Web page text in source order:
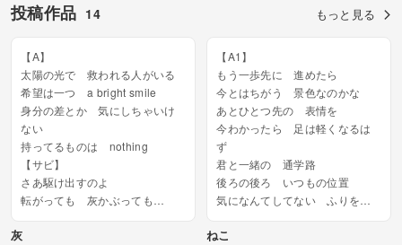
投稿作品 14 もっと見る
【A】
太陽の光で 救われる人がいる
希望は一つ a bright smile
身分の差とか 気にしちゃいけ
ない
持ってるものは nothing
【サビ】
さあ駆け出すのよ
転がっても 灰かぶっても
この行く方には...
灰
【A1】
もう一歩先に 進めたら
今とはちがう 景色なのかな
あとひとつ先の 表情を
今わかったら 足は軽くなるは
ず
君と一緒の 通学路
後ろの後ろ いつもの位置
気になんてしてない ふりをし
君の寝癖に そっと笑う
ねこ